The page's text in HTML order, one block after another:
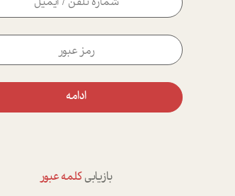
ادامه
بازیابیکلمه عبور